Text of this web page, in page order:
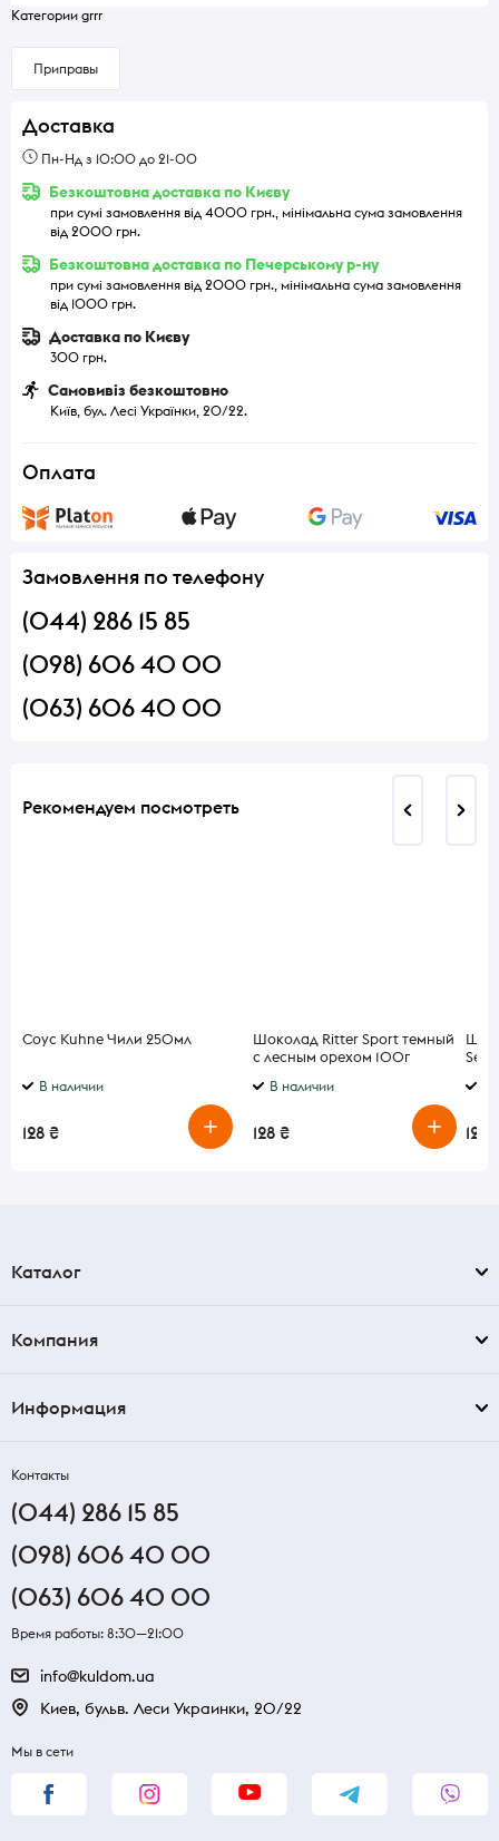
Категории grrr
Приправы
Доставка
Пн-Нд з 10:00 до 21-00
Безкоштовна доставка по Києву
при сумі замовлення від 4000 грн., мінімальна сума замовлення
від 2000 грн.
Безкоштовна доставка по Печерському р-ну
при сумі замовлення від 2000 грн., мінімальна сума замовлення
від 1000 грн.
Доставка по Києву
300 грн.
Самовивіз безкоштовно
Київ, бул. Лесі Українки, 20/22.
Оплата
Замовлення по телефону
(044) 286 15 85
(098) 606 40 00
(063) 606 40 00
Рекомендуем посмотреть
Соус Kuhne Чили 250мл
В наличии
128 ₴
Шоколад Ritter Sport темный
с лесным орехом 100г
В наличии
128 ₴
100
128
Каталог
Компания
Информация
Контакты
(044) 286 15 85
(098) 606 40 00
(063) 606 40 00
Время работы: 8:30—21:00
info@kuldom.ua
Киев, бульв. Леси Украинки, 20/22
Мы в сети